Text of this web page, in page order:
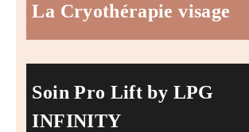
La Cryothérapie visage
Soin Pro Lift by LPG
INFINITY